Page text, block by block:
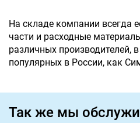
На складе компании всегда
части и расходные
различных производителей,
популярных в России, как
Так же мы